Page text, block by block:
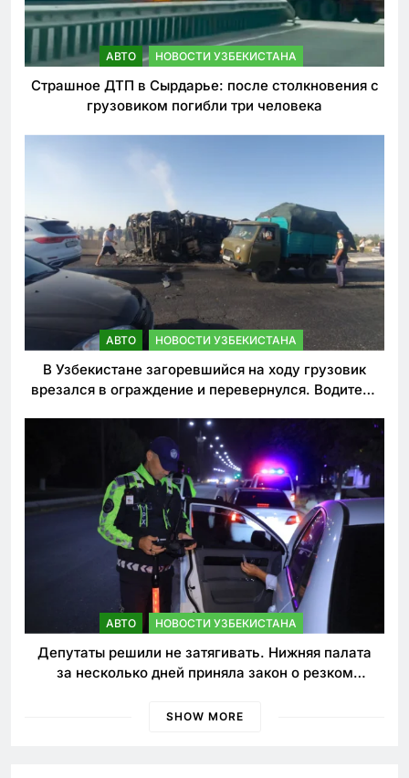
АВТО НОВОСТИ УЗБЕКИСТАНА
Страшное ДТП в Сырдарье: после столкновения с
грузовиком погибли три человека
АВТО НОВОСТИ УЗБЕКИСТАНА
В Узбекистане загоревшийся на ходу грузовик
врезался в ограждение и перевернулся. Водитель
АВТО НОВОСТИ УЗБЕКИСТАНА
Депутаты решили не затягивать. Нижняя палата
за несколько дней приняла закон о резком
SHOW MORE